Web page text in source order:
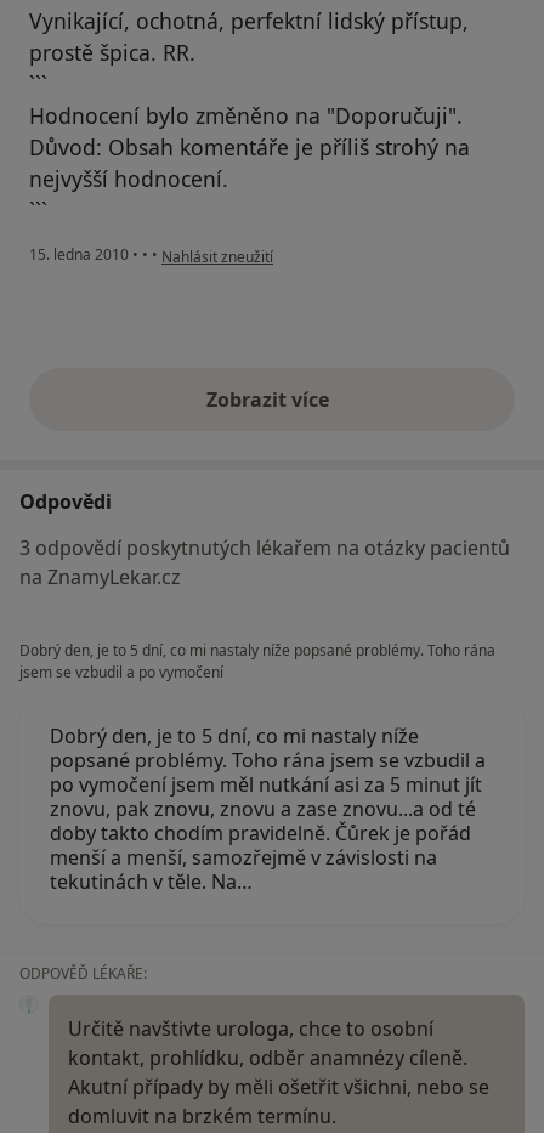
Vynikající, ochotná, perfektní lidský přístup,
prostě špica. RR.
```
Hodnocení bylo změněno na "Doporučuji".
Důvod: Obsah komentáře je příliš strohý na
nejvyšší hodnocení.
```
15. ledna 2010 • • • podle názoru uživatele Pacient
Nahlásit zneužití
Zobrazit vícevýše uvedené názory
Odpovědi
3 odpovědí poskytnutých lékařem na otázky pacientů
na ZnamyLekar.cz
Dobrý den, je to 5 dní, co mi nastaly níže popsané problémy. Toho rána
jsem se vzbudil a po vymočení
Dobrý den, je to 5 dní, co mi nastaly níže
popsané problémy. Toho rána jsem se vzbudil a
po vymočení jsem měl nutkání asi za 5 minut jít
znovu, pak znovu, znovu a zase znovu...a od té
doby takto chodím pravidelně. Čůrek je pořád
menší a menší, samozřejmě v závislosti na
tekutinách v těle. Na…
ODPOVĚĎ LÉKAŘE:
Určitě navštivte urologa, chce to osobní
kontakt, prohlídku, odběr anamnézy cíleně.
Akutní případy by měli ošetřit všichni, nebo se
domluvit na brzkém termínu.